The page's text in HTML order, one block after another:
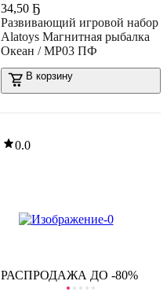
34,50 Ҕ
Развивающий игровой набор
Alatoys Магнитная рыбалка
Океан / МР03 ПФ
В корзину
0.0
РАСПРОДАЖА ДО -80%